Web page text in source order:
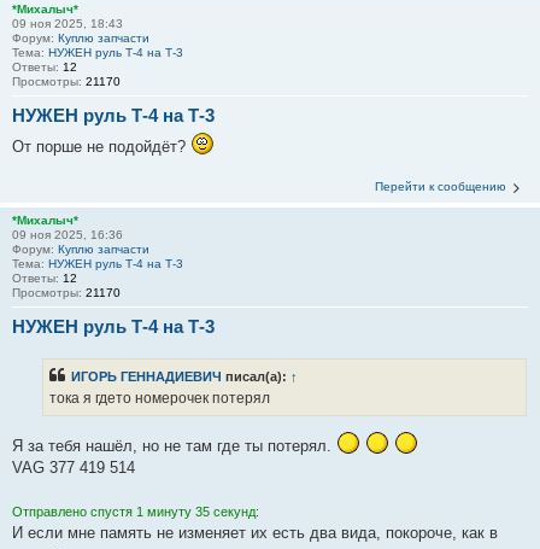
*Михалыч*
09 ноя 2025, 18:43
Форум: Куплю запчасти
Тема: НУЖЕН руль Т-4 на Т-3
Ответы: 12
Просмотры: 21170
НУЖЕН руль Т-4 на Т-3
От порше не подойдёт?
Перейти к сообщению
*Михалыч*
09 ноя 2025, 16:36
Форум: Куплю запчасти
Тема: НУЖЕН руль Т-4 на Т-3
Ответы: 12
Просмотры: 21170
НУЖЕН руль Т-4 на Т-3
ИГОРЬ ГЕННАДИЕВИЧ писал(а): ↑
тока я гдето номерочек потерял
Я за тебя нашёл, но не там где ты потерял.
VAG 377 419 514
Отправлено спустя 1 минуту 35 секунд:
И если мне память не изменяет их есть два вида, покороче, как в